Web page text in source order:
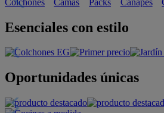
Esenciales con estilo
Oportunidades únicas